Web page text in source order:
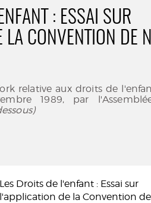
: ESSAI SUR
LA CONVENTION DE
relative aux droits de
1989, par
Les Droits de l'enfant : Essai sur
l'application de la Convention